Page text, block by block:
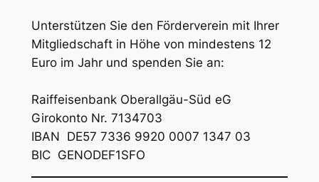
Unterstützen Sie den Förderverein mit Ihrer
Mitgliedschaft in Höhe von mindestens 12
Euro im Jahr und spenden Sie an:
Raiffeisenbank Oberallgäu-Süd eG
Girokonto Nr. 7134703
IBAN DE57 7336 9920 0007 1347 03
BIC GENODEF1SFO